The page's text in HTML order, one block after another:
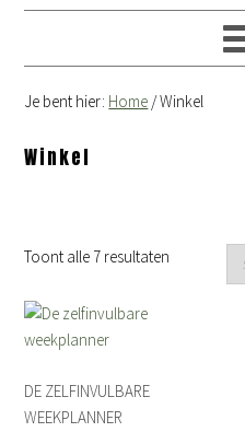
Je bent hier: Home /Winkel
Winkel
Toont alle 7 resultaten
DE ZELFINVULBARE
WEEKPLANNER